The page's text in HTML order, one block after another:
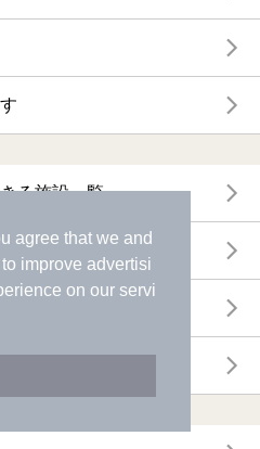
agree that we and
improve advertisi
on our servi
る施設一覧
設一覧